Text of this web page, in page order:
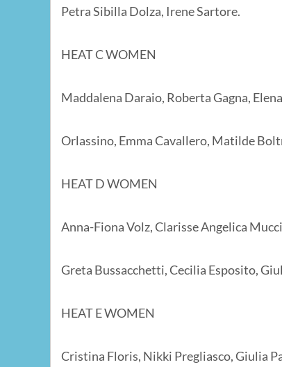
Petra Sibilla Dolza, Irene Sartore.
HEAT C WOMEN
Maddalena Daraio, Roberta Gagna,
Orlassino, Emma Cavallero, Matilde
HEAT D WOMEN
Anna-Fiona Volz, Clarisse Angelica
Greta Bussacchetti, Cecilia Esposito,
HEAT E WOMEN
Cristina Floris, Nikki Pregliasco, Giulia